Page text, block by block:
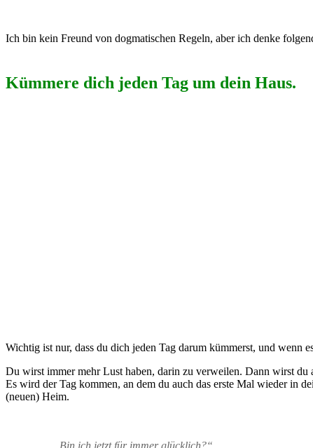
Ich bin kein Freund von dogmatischen Regeln, aber ich denke
Kümmere dich jeden Tag um dein Haus.
Wichtig ist nur, dass du dich jeden Tag darum kümmerst, und wenn
Du wirst immer mehr Lust haben, darin zu verweilen. Dann wirst du
Es wird der Tag kommen, an dem du auch das erste Mal wieder in
(neuen) Heim.
Bin ich jetzt für immer glücklich?“